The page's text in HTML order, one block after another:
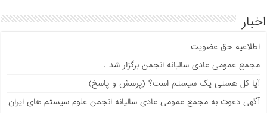
اخبار
اطلاعیه حق عضویت
مجمع عمومی عادی سالیانه انجمن برگزار شد .
آیا کل هستی یک سیستم است؟ (پرسش و پاسخ)
آگهی دعوت به مجمع عمومی عادی سالیانه انجمن علوم سیستم های ایران